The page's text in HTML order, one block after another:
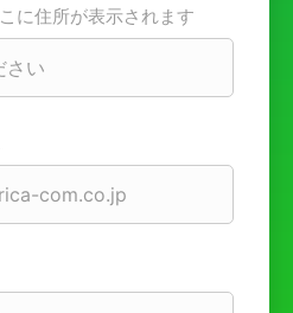
に住所が表示されます